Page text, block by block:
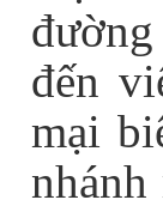
đến
mại